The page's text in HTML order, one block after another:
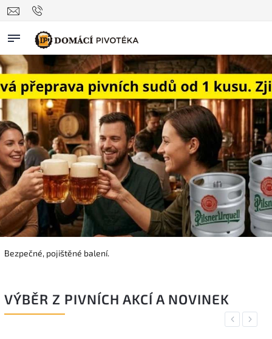
Bezpečné, pojištěné balení.
VÝBĚR Z PIVNÍCH AKCÍ A NOVINEK
Previous
Next